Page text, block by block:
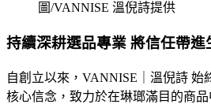
圖/VANNISE 溫倪詩提供
持續深耕選品專業 將信任帶進
自創立以來，VANNISE｜溫倪詩 始
核心信念，致力於在琳瑯滿目的商